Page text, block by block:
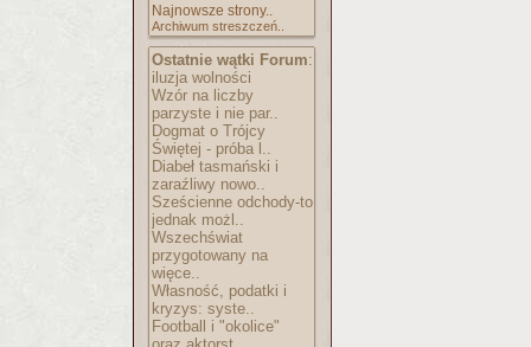
Najnowsze strony..
Archiwum streszczeń..
Ostatnie wątki Forum:
iluzja wolności
Wzór na liczby
parzyste i nie par..
Dogmat o Trójcy
Świętej - próba l..
Diabeł tasmański i
zaraźliwy nowo..
Sześcienne odchody-to
jednak możl..
Wszechświat
przygotowany na
więce..
Własność, podatki i
kryzys: syste..
Football i "okolice"